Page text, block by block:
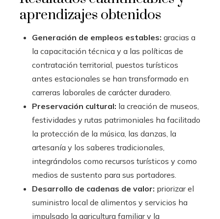
aprendizajes obtenidos
Generación de empleos estables: gracias a
la capacitación técnica y a las políticas de
contratación territorial, puestos turísticos
antes estacionales se han transformado en
carreras laborales de carácter duradero.
Preservación cultural: la creación de museos,
festividades y rutas patrimoniales ha facilitado
la protección de la música, las danzas, la
artesanía y los saberes tradicionales,
integrándolos como recursos turísticos y como
medios de sustento para sus portadores.
Desarrollo de cadenas de valor: priorizar el
suministro local de alimentos y servicios ha
impulsado la agricultura familiar y la